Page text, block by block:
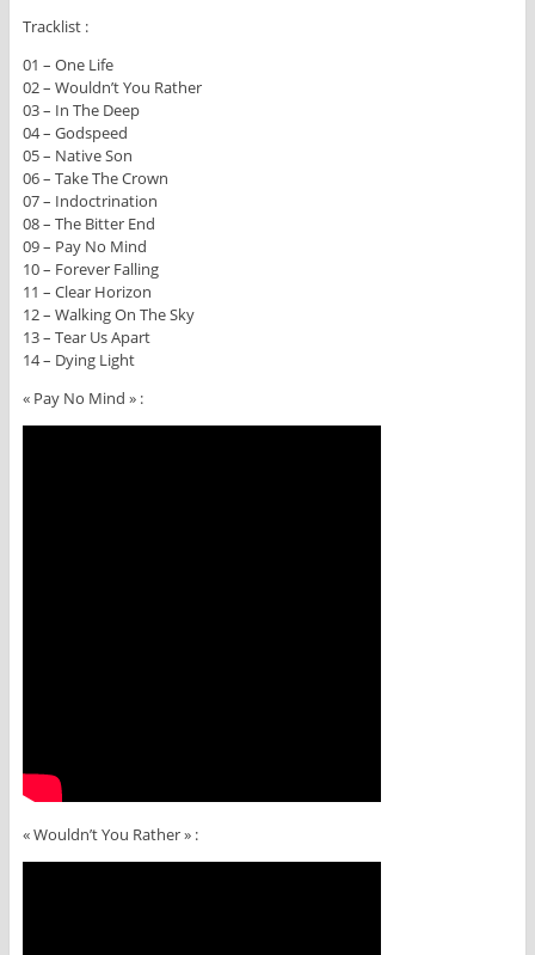
Tracklist :
01 – One Life
02 – Wouldn’t You Rather
03 – In The Deep
04 – Godspeed
05 – Native Son
06 – Take The Crown
07 – Indoctrination
08 – The Bitter End
09 – Pay No Mind
10 – Forever Falling
11 – Clear Horizon
12 – Walking On The Sky
13 – Tear Us Apart
14 – Dying Light
« Pay No Mind » :
« Wouldn’t You Rather » :